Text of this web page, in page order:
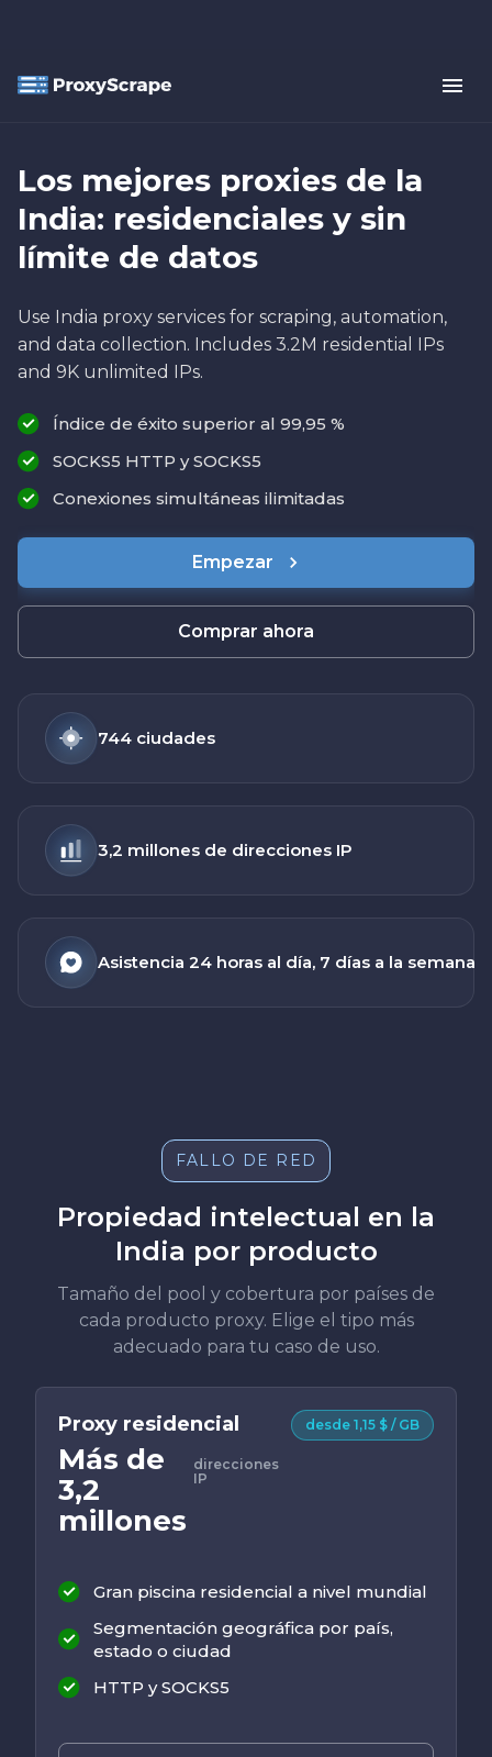
Los mejores proxies de la
India: residenciales y sin
límite de datos
Use India proxy services for scraping, automation,
and data collection. Includes 3.2M residential IPs
and 9K unlimited IPs.
Índice de éxito superior al 99,95 %
SOCKS5 HTTP y SOCKS5
Conexiones simultáneas ilimitadas
Empezar
Comprar ahora
744 ciudades
3,2 millones de direcciones IP
Asistencia 24 horas al día, 7 días a la semana
FALLO DE RED
Propiedad intelectual en la
India por producto
Tamaño del pool y cobertura por países de
cada producto proxy. Elige el tipo más
adecuado para tu caso de uso.
Proxy residencial
Más de
3,2
millones
direcciones
IP
desde 1,15 $ / GB
Gran piscina residencial a nivel mundial
Segmentación geográfica por país,
estado o ciudad
HTTP y SOCKS5